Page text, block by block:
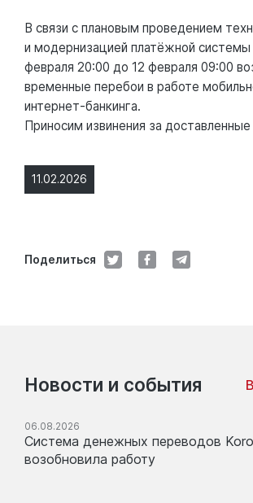
11.02.2026
Поделиться
В связи с плановым проведением
и модернизацией платёжной системы
февраля 20:00 до 12 февраля 09:00
временные перебои в работе
интернет-банкинга.
Приносим извинения за
Новости и события
06.08.2026
Система денежных переводов
возобновила работу